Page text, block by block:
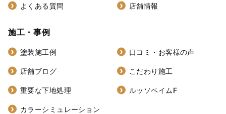
よくある質問 店舗情報
施工・事例
塗装施工例 口コミ・お客様の声
店舗ブログ こだわり施工
重要な下地処理 ルッソペイムF
カラーシミュレーション